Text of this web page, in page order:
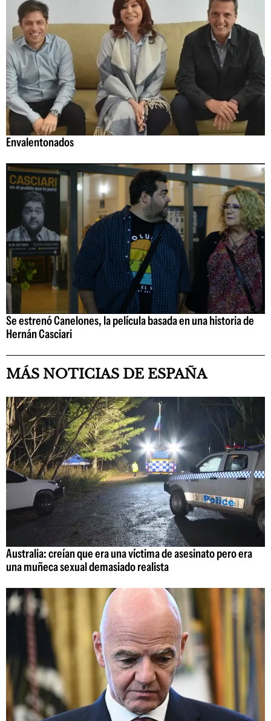
Envalentonados
Se estrenó Canelones, la película basada en una historia de
Hernán Casciari
MÁS NOTICIAS DE ESPAÑA
Australia: creían que era una víctima de asesinato pero era
una muñeca sexual demasiado realista